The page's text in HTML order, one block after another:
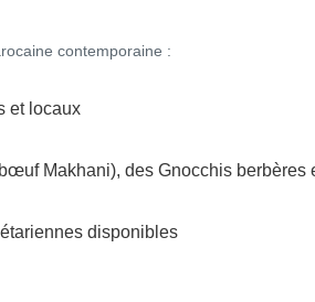
contemporaine :
et locaux
Makhani), des Gnocchis berbères
disponibles